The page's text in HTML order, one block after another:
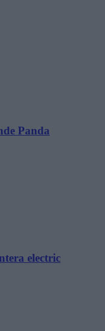
Panda
electric